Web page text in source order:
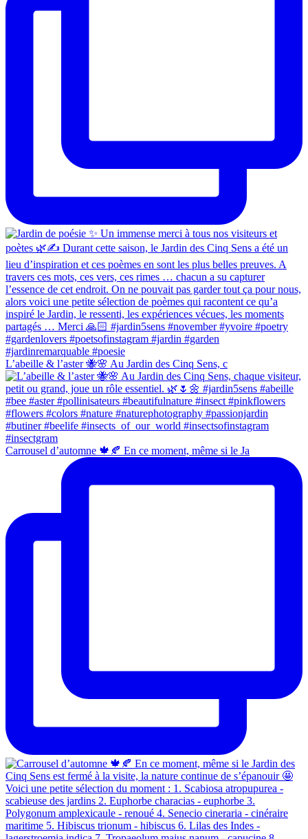
L’abeille & l’aster 🐝🌸 Au Jardin des Cinq Sens, c
Carrousel d’automne 🍁🍂 En ce moment, même si le Ja